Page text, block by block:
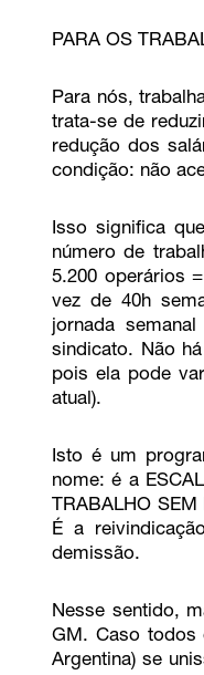
PARA OS
Para nós,
trata-se de
redução dos
condição: não
Isso significa
número de
5.200 operários
vez de 40h
jornada
sindicato. Não
pois ela pode
atual).
Isto é um
nome: é a
TRABALHO
É a
demissão.
Nesse sentido,
GM. Caso todos
Argentina) se